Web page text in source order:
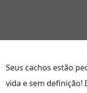
Seus cachos estão
vida e sem definição!